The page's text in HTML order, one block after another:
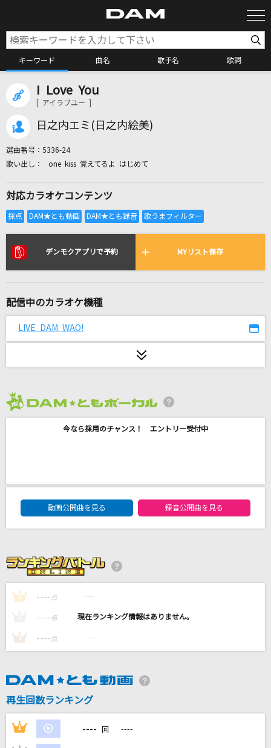
キーワード 曲名 歌手名 歌詞
カラオケ店舗検索
全国りれき
リアルタイムで歌われている曲の一覧
[生音]晴る
W/X/Y
消えない虹
三山ひろし
[生音]果てなく続くストーリー
美しい鰭(名探偵コナンアニメバージョン)
Eve
I Love You
[ アイラブユー ]
日之内エミ(日之内絵美)
選曲番号： 5336-24
one kiss 覚えてるよ はじめて
対応カラオケコンテンツ
デンモクアプリで予約 MYリスト保存
配信中のカラオケ機種
LIVE DAM WAO!
今なら採用のチャンス！ エントリー受付中
DAM★ともボーカルエントリーランキング
動画公開曲を見る
録音公開曲を見る
1 ---- 点 ----
---- 点 ----
3 ---- 点 ----
再生回数ランキング
1 ---- 回 ----